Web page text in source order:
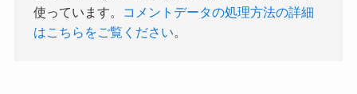
使っています。
コメントデータの処理方法の詳細
はこちらをご覧ください。